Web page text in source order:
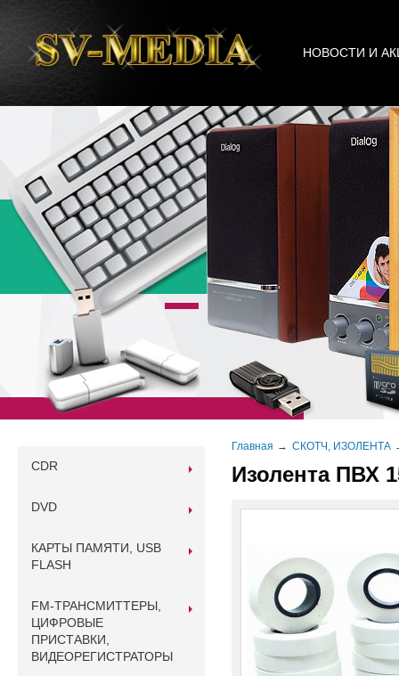
НОВОСТИ И
Главная СКОТЧ, ИЗОЛЕНТА
Изолента ПВХ
CDR
DVD
КАРТЫ ПАМЯТИ, USB
FLASH
FM-ТРАНСМИТТЕРЫ,
ЦИФРОВЫЕ
ПРИСТАВКИ,
ВИДЕОРЕГИСТРАТОРЫ